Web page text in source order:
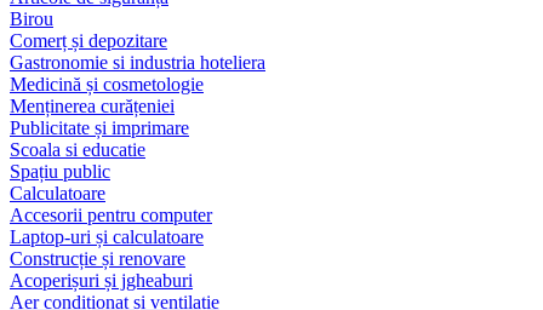
Birou
Comerț și depozitare
Gastronomie si industria hoteliera
Medicină și cosmetologie
Menținerea curățeniei
Publicitate și imprimare
Scoala si educatie
Spațiu public
Calculatoare
Accesorii pentru computer
Laptop-uri și calculatoare
Construcție și renovare
Acoperișuri și jgheaburi
Aer condiționat și ventilație